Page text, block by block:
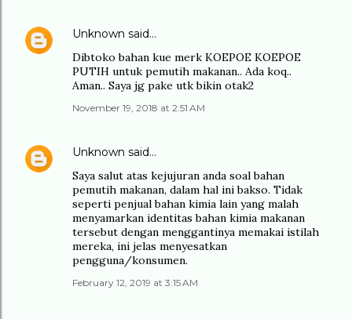
Unknown said…
Dibtoko bahan kue merk KOEPOE KOEPOE
PUTIH untuk pemutih makanan.. Ada koq..
Aman.. Saya jg pake utk bikin otak2
November 19, 2018 at 2:51 AM
Unknown said…
Saya salut atas kejujuran anda soal bahan
pemutih makanan, dalam hal ini bakso. Tidak
seperti penjual bahan kimia lain yang malah
menyamarkan identitas bahan kimia makanan
tersebut dengan menggantinya memakai istilah
mereka, ini jelas menyesatkan
pengguna/konsumen.
February 12, 2019 at 3:15 AM